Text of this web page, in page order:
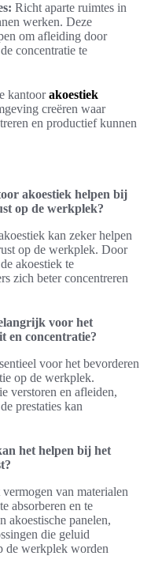
Richt aparte ruimtes in
werken. Deze
om afleiding door
concentratie te
kantoorakoestiek
creëren waar
en productief kunnen
akoestiek helpen bij
op de werkplek?
kan zeker helpen
op de werkplek. Door
akoestiek te
zich beter concentreren
voor het
en concentratie?
voor het bevorderen
op de werkplek.
verstoren en afleiden,
prestaties kan
het helpen bij het
van materialen
absorberen en te
akoestische panelen,
die geluid
de werkplek worden